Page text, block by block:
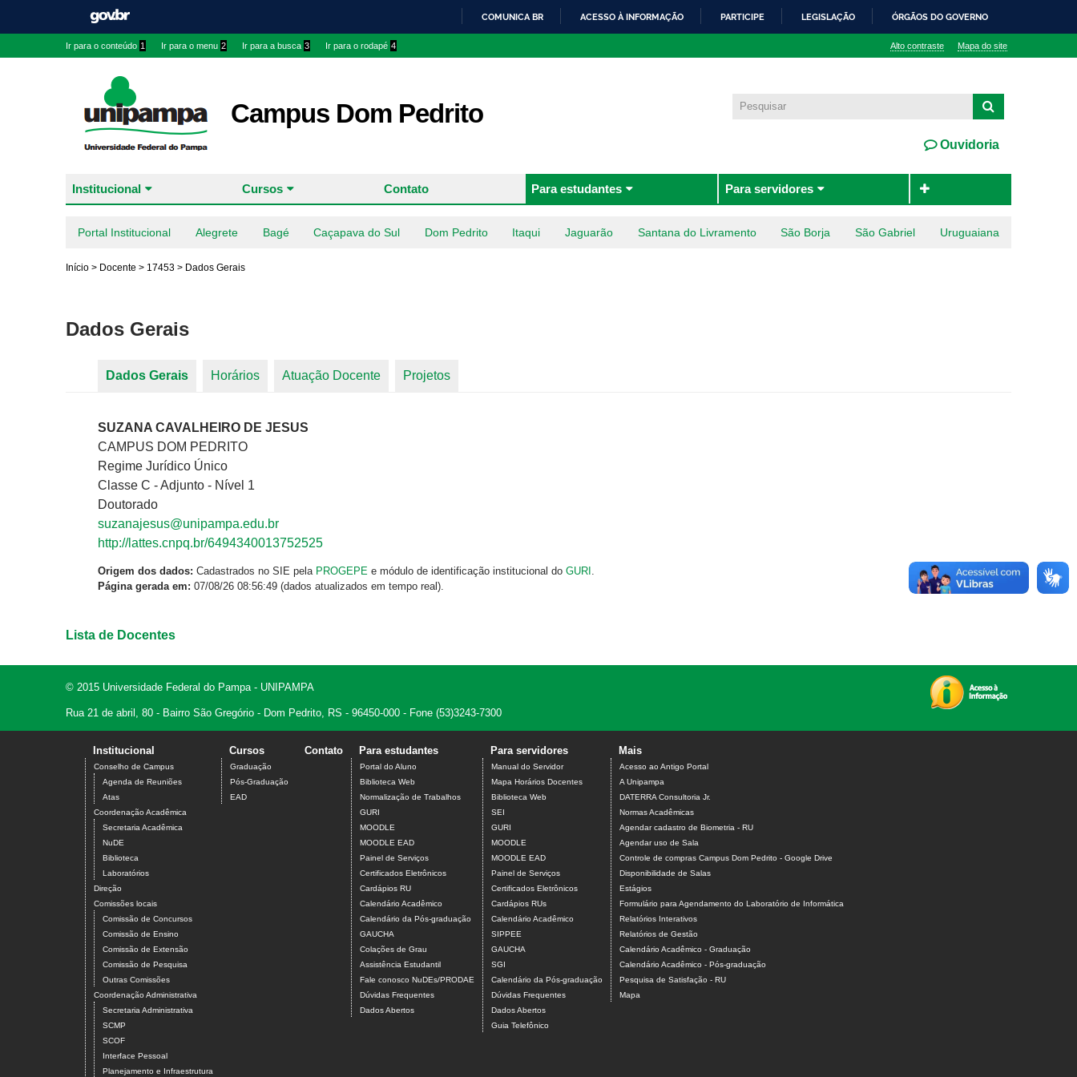
COMUNICA BR ACESSO À INFORMAÇÃO PARTICIPE LEGISLAÇÃO ÓRGÃOS DO GOVERNO
Ir para o conteúdo 1 Ir para o menu 2 Ir para a busca 3 Ir para o rodapé 4 Alto contraste Mapa do site
Campus Dom Pedrito
Ouvidoria
Institucional Cursos Contato Para estudantes Para servidores
Portal Institucional Alegrete Bagé Caçapava do Sul Dom Pedrito Itaqui Jaguarão Santana do Livramento São Borja São Gabriel Uruguaiana
Início > Docente > 17453 > Dados Gerais
Dados Gerais
Dados Gerais (aba ativa)
Horários Atuação Docente Projetos
SUZANA CAVALHEIRO DE JESUS
CAMPUS DOM PEDRITO
Regime Jurídico Único
Classe C - Adjunto - Nível 1
Doutorado
suzanajesus@unipampa.edu.br
http://lattes.cnpq.br/6494340013752525
Origem dos dados: Cadastrados no SIE pela PROGEPE e módulo de identificação institucional do GURI
Página gerada em: 07/08/26 08:56:49 (dados atualizados em tempo real).
Lista de Docentes
© 2015 Universidade Federal do Pampa - UNIPAMPA
Rua 21 de abril, 80 - Bairro São Gregório - Dom Pedrito, RS - 96450-000 - Fone (53)3243-7300
Institucional
Conselho de Campus
Agenda de Reuniões
Atas
Coordenação Acadêmica
Secretaria Acadêmica
NuDE
Biblioteca
Laboratórios
Direção
Comissões locais
Comissão de Concursos
Comissão de Ensino
Comissão de Extensão
Comissão de Pesquisa
Outras Comissões
Coordenação Administrativa
Secretaria Administrativa
SCMP
SCOF
Interface Pessoal
Planejamento e Infraestrutura
Cursos
Graduação
Pós-Graduação
EAD
Contato Para estudantes
Portal do Aluno
Biblioteca Web
Normalização de Trabalhos
GURI
MOODLE
MOODLE EAD
Painel de Serviços
Certificados Eletrônicos
Cardápios RU
Calendário Acadêmico
Calendário da Pós-graduação
GAUCHA
Colações de Grau
Assistência Estudantil
Fale conosco NuDEs/PRODAE
Dúvidas Frequentes
Dados Abertos
Para servidores
Manual do Servidor
Mapa Horários Docentes
Biblioteca Web
SEI
GURI
MOODLE
MOODLE EAD
Painel de Serviços
Certificados Eletrônicos
Cardápios RUs
Calendário Acadêmico
SIPPEE
GAUCHA
SGI
Calendário da Pós-graduação
Dúvidas Frequentes
Dados Abertos
Guia Telefônico
Mais
Acesso ao Antigo Portal
A Unipampa
DATERRA Consultoria Jr.
Normas Acadêmicas
Agendar cadastro de Biometria - RU
Agendar uso de Sala
Controle de compras Campus Dom Pedrito - Google Drive
Disponibilidade de Salas
Estágios
Formulário para Agendamento do Laboratório de Informática
Relatórios Interativos
Relatórios de Gestão
Calendário Acadêmico - Graduação
Calendário Acadêmico - Pós-graduação
Pesquisa de Satisfação - RU
Mapa